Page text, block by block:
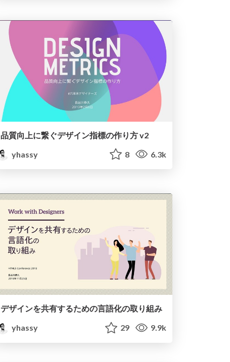
品質向上に繋ぐデザイン指標の作り方 v2
yhassy
8 6.3k
デザインを共有するための言語化の取り組み
yhassy
29 9.9k